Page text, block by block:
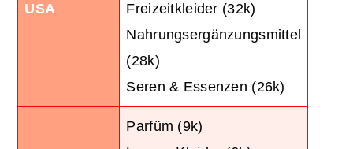
USA
Freizeitkleider (32k)
Nahrungsergänzungsmittel
(28k)
Seren & Essenzen (26k)
Parfüm (9k)